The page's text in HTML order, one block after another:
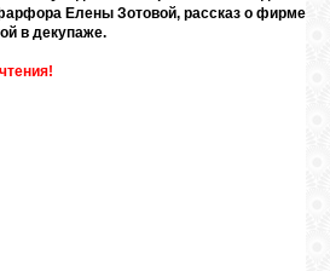
Елены Зотовой, рассказ о фирме
в декупаже.